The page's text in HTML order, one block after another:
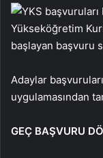
Yükseköğretim
başlayan başvuru
Adaylar
uygulamasından
GEÇ BAŞVURU